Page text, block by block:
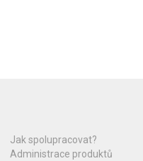
Jak spolupracovat?
Administrace produktů